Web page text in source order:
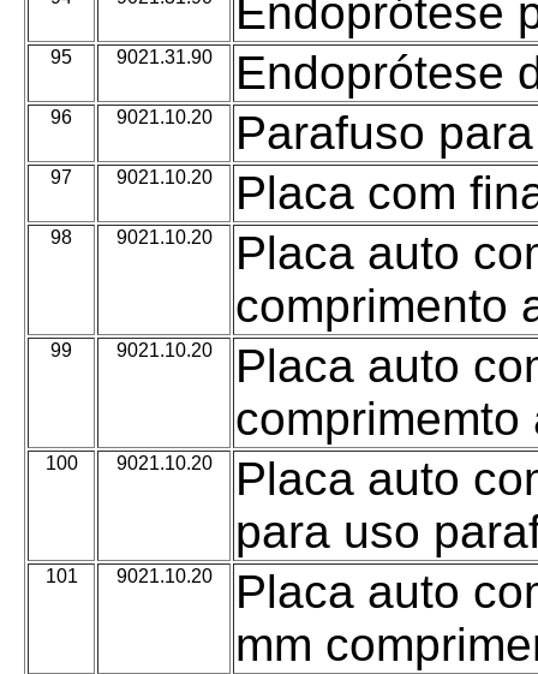
Endoprótese
95 9021.31.90 Endoprótese
96 9021.10.20 Parafuso
97 9021.10.20 Placa com
98 9021.10.20
Placa auto
comprimento
99 9021.10.20
Placa auto
comprimemto
100 9021.10.20
Placa auto
para uso
101 9021.10.20
Placa auto
mm